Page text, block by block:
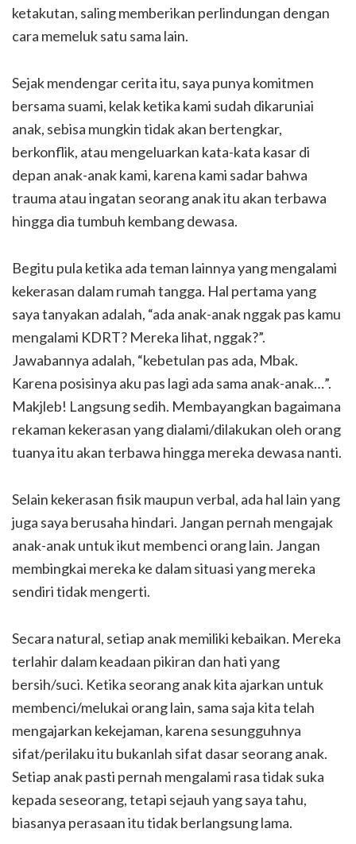
ketakutan, saling memberikan perlindungan dengan
cara memeluk satu sama lain.
Sejak mendengar cerita itu, saya punya komitmen
bersama suami, kelak ketika kami sudah dikaruniai
anak, sebisa mungkin tidak akan bertengkar,
berkonflik, atau mengeluarkan kata-kata kasar di
depan anak-anak kami, karena kami sadar bahwa
trauma atau ingatan seorang anak itu akan terbawa
hingga dia tumbuh kembang dewasa.
Begitu pula ketika ada teman lainnya yang mengalami
kekerasan dalam rumah tangga. Hal pertama yang
saya tanyakan adalah, “ada anak-anak nggak pas kamu
mengalami KDRT? Mereka lihat, nggak?”.
Jawabannya adalah, “kebetulan pas ada, Mbak.
Karena posisinya aku pas lagi ada sama anak-anak…”.
Makjleb! Langsung sedih. Membayangkan bagaimana
rekaman kekerasan yang dialami/dilakukan oleh orang
tuanya itu akan terbawa hingga mereka dewasa nanti.
Selain kekerasan fisik maupun verbal, ada hal lain yang
juga saya berusaha hindari. Jangan pernah mengajak
anak-anak untuk ikut membenci orang lain. Jangan
membingkai mereka ke dalam situasi yang mereka
sendiri tidak mengerti.
Secara natural, setiap anak memiliki kebaikan. Mereka
terlahir dalam keadaan pikiran dan hati yang
bersih/suci. Ketika seorang anak kita ajarkan untuk
membenci/melukai orang lain, sama saja kita telah
mengajarkan kekejaman, karena sesungguhnya
sifat/perilaku itu bukanlah sifat dasar seorang anak.
Setiap anak pasti pernah mengalami rasa tidak suka
kepada seseorang, tetapi sejauh yang saya tahu,
biasanya perasaan itu tidak berlangsung lama.